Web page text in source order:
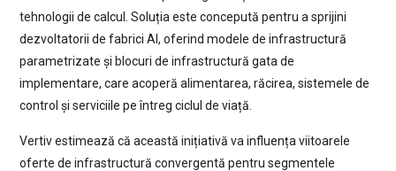
tehnologii de calcul. Soluția este concepută pentru a sprijini
dezvoltatorii de fabrici AI, oferind modele de infrastructură
parametrizate și blocuri de infrastructură gata de
implementare, care acoperă alimentarea, răcirea, sistemele de
control și serviciile pe întreg ciclul de viață.
Vertiv estimează că această inițiativă va influența viitoarele
oferte de infrastructură convergentă pentru segmentele